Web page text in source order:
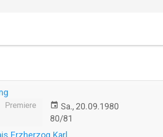
Premiere event Sa., 20.09.1980
80/81
Erzherzog Karl